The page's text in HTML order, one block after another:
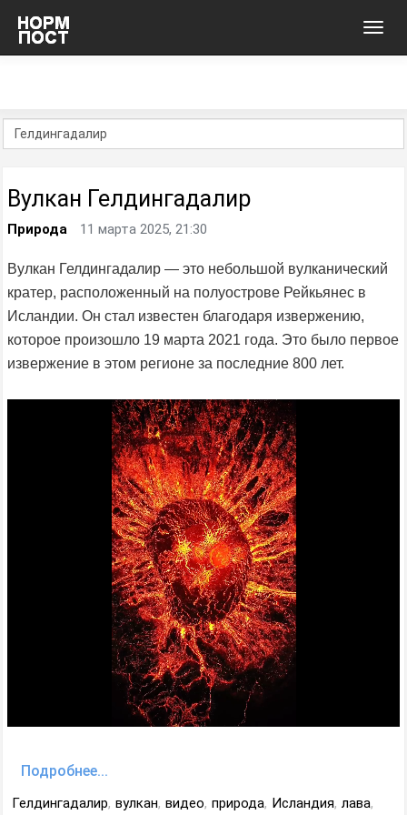
Вулкан Гелдингадалир
Природа 11 марта 2025, 21:30
Вулкан Гелдингадалир — это небольшой вулканический
кратер, расположенный на полуострове Рейкьянес в
Исландии. Он стал известен благодаря извержению,
которое произошло 19 марта 2021 года. Это было первое
извержение в этом регионе за последние 800 лет.
Подробнее...
Гелдингадалир, вулкан, видео, природа, Исландия, лава,